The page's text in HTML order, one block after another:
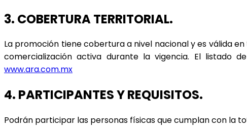
3. COBERTURA TERRITORIAL.
La promoción tiene cobertura a nivel nacional y es válida
www.ara.com.mx
4. PARTICIPANTES Y REQUISITOS.
Podrán participar las personas físicas que cumplan con la